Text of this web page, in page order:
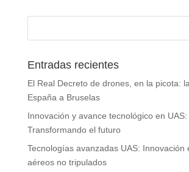
Entradas recientes
El Real Decreto de drones, en la picota:
España a Bruselas
Innovación y avance tecnológico en UAS:
Transformando el futuro
Tecnologías avanzadas UAS: Innovación
aéreos no tripulados